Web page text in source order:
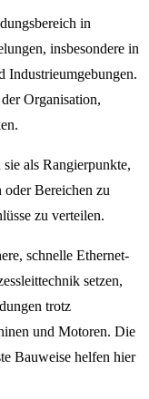
in
insbesondere in
Industrieumgebungen.
Organisation,
als Rangierpunkte,
Bereichen zu
zu verteilen.
schnelle Ethernet-
setzen,
trotz
und Motoren. Die
Bauweise helfen hier